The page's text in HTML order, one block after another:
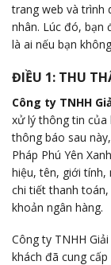
trang web và trình
nhân. Lúc đó, bạn
là ai nếu bạn
ĐIỀU 1: THU
Công ty TNHH
xử lý thông tin của
thông báo sau
Pháp Phú Yên
hiệu, tên, giới tính,
chi tiết thanh
khoản ngân hàng.
Công ty TNHH
khách đã cung